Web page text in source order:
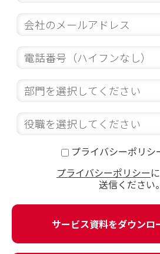
プライバシーポリシ
プライバシーポリシー
送信ください。